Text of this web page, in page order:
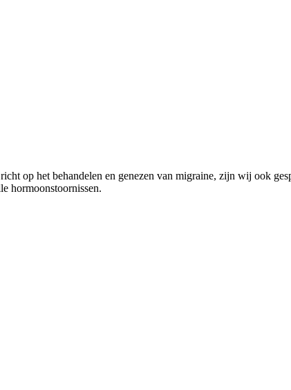
op het behandelen en genezen van migraine, zijn wij ook
hormoonstoornissen.